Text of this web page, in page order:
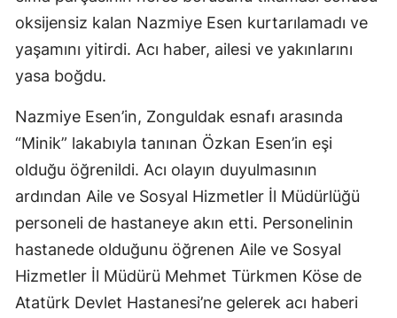
oksijensiz kalan Nazmiye Esen kurtarılamadı ve
yaşamını yitirdi. Acı haber, ailesi ve yakınlarını
yasa boğdu.
Nazmiye Esen’in, Zonguldak esnafı arasında
“Minik” lakabıyla tanınan Özkan Esen’in eşi
olduğu öğrenildi. Acı olayın duyulmasının
ardından Aile ve Sosyal Hizmetler İl Müdürlüğü
personeli de hastaneye akın etti. Personelinin
hastanede olduğunu öğrenen Aile ve Sosyal
Hizmetler İl Müdürü Mehmet Türkmen Köse de
Atatürk Devlet Hastanesi’ne gelerek acı haberi